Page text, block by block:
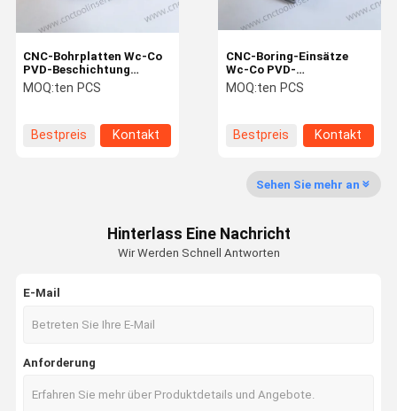
CNC-Boring-Einsätze
Wc-Co PVD-
Beschichtung
SCGT120408
alle schwer zu
bearbeitenden
Materialien mit
MOQ:ten PCS
Bestpreis Kontakt
CNC-Bohrplatten Wc-Co
PVD-Beschichtung
SCHT09T304R HYB208,
anwendbar für alle
Materialien außer
Superlegierungen
MOQ:ten PCS
Bestpreis Kontakt
Sehen Sie mehr an
Hinterlass Eine Nachricht
Wir Werden Schnell Antworten
E-Mail
Anforderung